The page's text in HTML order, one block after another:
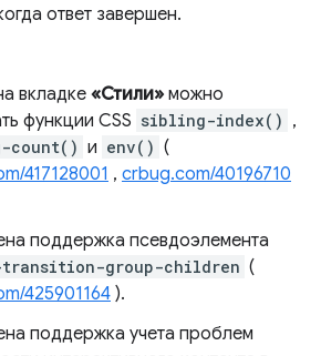
ответ завершен.
вкладке «Стили» можно
функции CSS sibling-index() ,
count() и env() (
417128001 , crbug.com/40196710
​​поддержка псевдоэлемента
group-children (
425901164 ).
​​поддержка учета проблем